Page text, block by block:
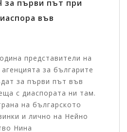
за първи път при
във
представители на
за българите
за първи път във
с диаспората ни там.
на българското
и лично на Нейно
Нина